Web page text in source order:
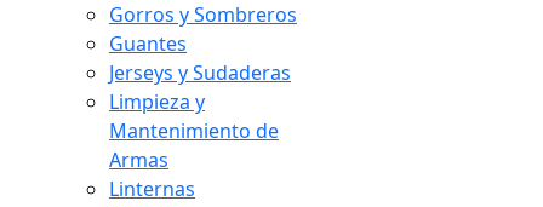
Gorros y Sombreros
Guantes
Jerseys y Sudaderas
Limpieza y
Mantenimiento de
Armas
Linternas